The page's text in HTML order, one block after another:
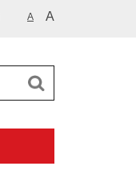
A A